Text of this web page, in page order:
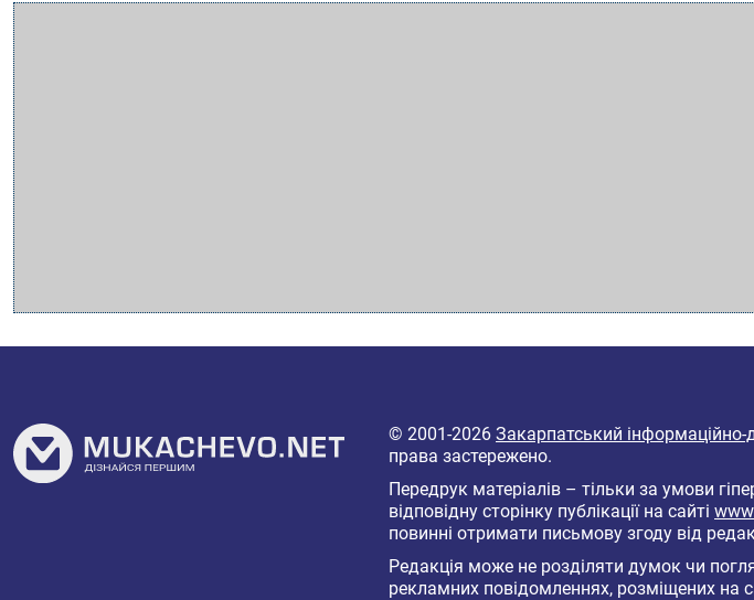
© 2001-2026 Закарпатський інформаційно-
права застережено.
Передрук матеріалів – тільки за умови
відповідну сторінку публікації на сайті
повинні отримати письмову згоду від
Редакція може не розділяти думок чи
рекламних повідомленнях, розміщених на